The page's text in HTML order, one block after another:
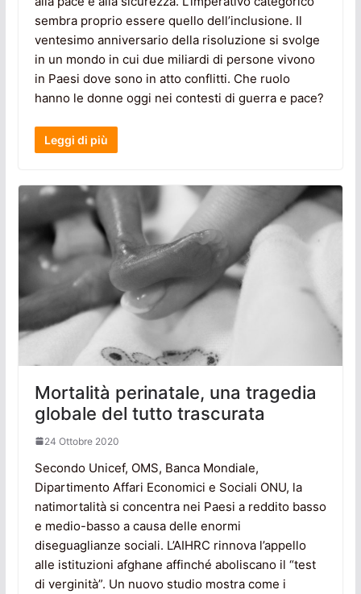
sembra proprio essere quello dell’inclusione. Il
ventesimo anniversario della risoluzione si svolge
in un mondo in cui due miliardi di persone vivono
in Paesi dove sono in atto conflitti. Che ruolo
hanno le donne oggi nei contesti di guerra e pace?
Leggi di più
Mortalità perinatale, una tragedia
globale del tutto trascurata
24 Ottobre 2020
Secondo Unicef, OMS, Banca Mondiale,
Dipartimento Affari Economici e Sociali ONU, la
natimortalità si concentra nei Paesi a reddito basso
e medio-basso a causa delle enormi
diseguaglianze sociali. L’AIHRC rinnova l’appello
alle istituzioni afghane affinché aboliscano il “test
di verginità”. Un nuovo studio mostra come i